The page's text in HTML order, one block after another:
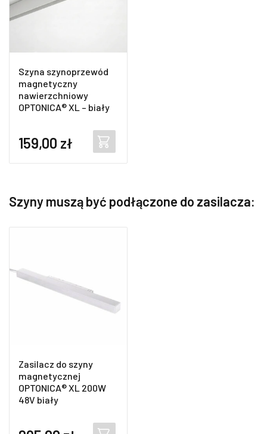
Szyna szynoprzewód
magnetyczny
nawierzchniowy
OPTONICA® XL – biały
159,00 zł
Szyny muszą być podłączone do zasilacza:
Zasilacz do szyny
magnetycznej
OPTONICA® XL 200W
48V biały